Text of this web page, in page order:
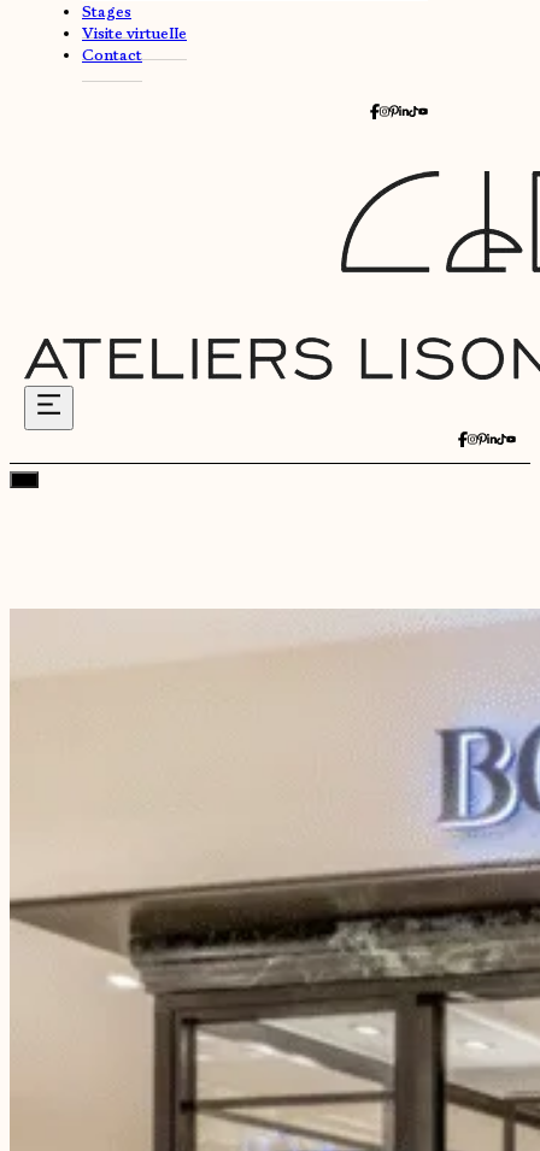
Stages
Visite virtuelle
Contact